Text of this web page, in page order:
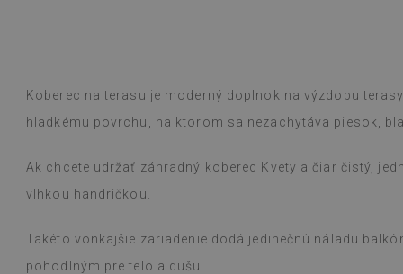
Koberec na terasu je moderný doplnok na výzdobu
hladkému povrchu, na ktorom sa nezachytáva piesok,
Ak chcete udržať záhradný koberec Kvety a čiar čistý,
vlhkou handričkou.
Takéto vonkajšie zariadenie dodá jedinečnú náladu
pohodlným pre telo a dušu.
prácu.
varení na
vlhkou
niečo vyleje.